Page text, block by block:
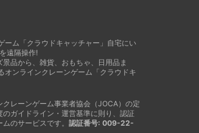
ーム「クラウドキャッチャー」自宅にい
遠隔操作!
品から、雑貨、おもちゃ、日用品ま
オンラインクレーンゲーム「クラウドキ
クレーンゲーム事業者協会（JOCA）の定
ガイドライン・運営基準に則り、認証
のサービスです。 認証番号: 009-22-